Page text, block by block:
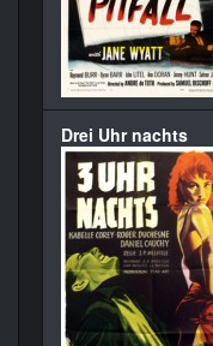
Drei Uhr nachts